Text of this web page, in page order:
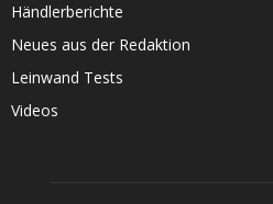
Händlerberichte
Neues aus der Redaktion
Leinwand Tests
Videos